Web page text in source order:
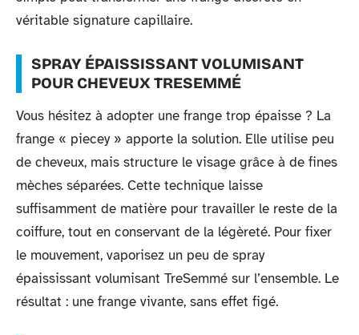
véritable signature capillaire.
SPRAY ÉPAISSISSANT VOLUMISANT
POUR CHEVEUX TRESEMMÉ
Vous hésitez à adopter une frange trop épaisse ? La
frange « piecey » apporte la solution. Elle utilise peu
de cheveux, mais structure le visage grâce à de fines
mèches séparées. Cette technique laisse
suffisamment de matière pour travailler le reste de la
coiffure, tout en conservant de la légèreté. Pour fixer
le mouvement, vaporisez un peu de spray
épaississant volumisant TreSemmé sur l’ensemble. Le
résultat : une frange vivante, sans effet figé.